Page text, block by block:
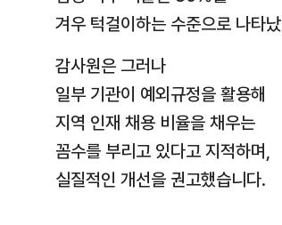
겨우 턱걸이하는 수준으로 나타
감사원은 그러나
일부 기관이 예외규정을 활용해
지역 인재 채용 비율을 채우는
꼼수를 부리고 있다고 지적하며,
실질적인 개선을 권고했습니다.